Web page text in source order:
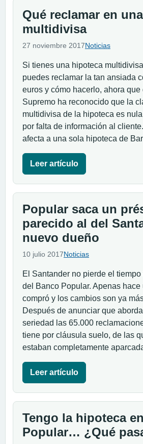
Qué reclamar en
multidivisa
27 noviembre 2017Noticias
Si tienes una hipoteca
puedes reclamar la tan ansiada
euros y cómo hacerlo, ahora que
Supremo ha reconocido que la
multidivisa de la hipoteca es
por falta de información al
afecta a una sola hipoteca de
Leer artículo
Popular saca un
parecido al del
nuevo dueño
10 julio 2017Noticias
El Santander no pierde el tiempo
del Banco Popular. Apenas hace
compró y los cambios son ya
Después de anunciar que
seriedad las 65.000
tiene por cláusula suelo, de las
estaban completamente
Leer artículo
Tengo la hipoteca
Popular… ¿Qué